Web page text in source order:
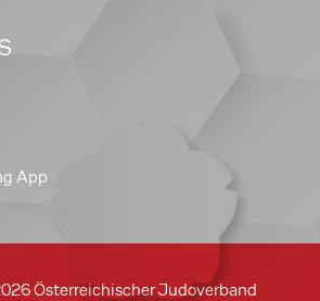
App
Österreichischer Judoverband